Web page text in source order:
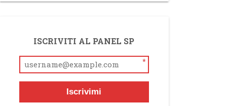
ISCRIVITI AL PANEL SP
*
Iscrivimi